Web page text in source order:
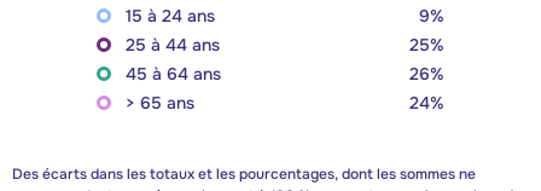
15 à 24 ans
9%
25 à 44 ans
25%
45 à 64 ans
26%
> 65 ans
24%
Des écarts dans les totaux et les pourcentages, dont les sommes ne